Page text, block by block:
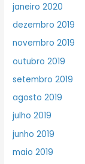
janeiro 2020
dezembro 2019
novembro 2019
outubro 2019
setembro 2019
agosto 2019
julho 2019
junho 2019
maio 2019